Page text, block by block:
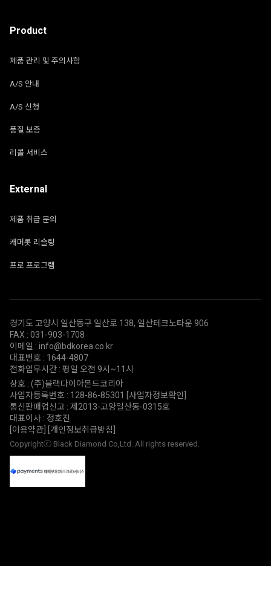
Product
제품 관리 및 주의사항
A/S 안내
A/S 신청
품질 보증
리콜 서비스
External
제품 취급 문의
캐머롯 리슬링
프로 프로그램
경기도 고양시 일산동구 일산로 138, 일산테크노타운 906
FAX : 031-903-1708
이메일 : info@bdkorea.co.kr
대표번호 : 1644-4807
전화업무시간 : 평일 오전 9시~11시
상호 : (주)블랙다이아몬드코리아
사업자등록번호 : 128-86-85301
[사업자정보확인]
통신판매업신고 : 제2013-고양일산동-0315호
대표이사 : 정호진
[이용약관]
[개인정보취급방침]
Copyrightⓒ Black Diamond Co,Ltd. All rights reserved.